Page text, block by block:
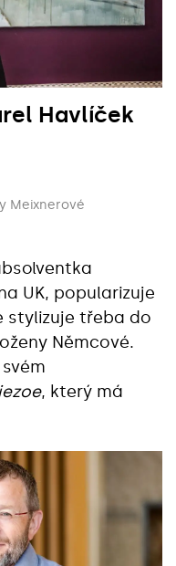
Havlíček
Meixnerové
UK, popularizuje
stylizuje třeba do
Němcové.
, který má